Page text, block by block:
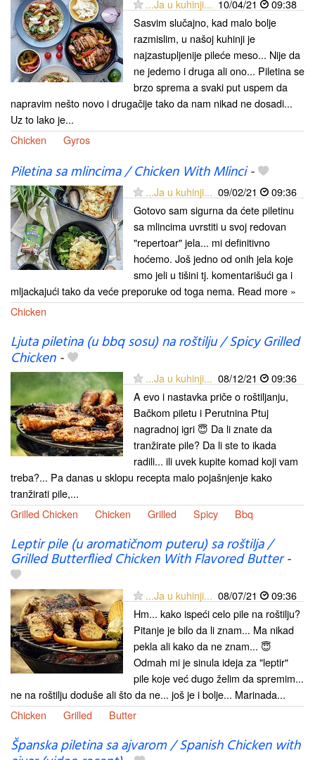
...Ja u kuhinji... 10/04/21
09:38
Sasvim slučajno, kad malo bolje
razmislim, u našoj kuhinji je
najzastupljenije pileće meso... Nije da
ne jedemo i druga ali ono... Piletina se
brzo sprema a svaki put uspem da
napravim nešto novo i drugačije tako da nam nikad ne dosadi...
Uz to lako je...
Chicken
Gyros
Piletina sa mlincima / Chicken With Mlinci-
...Ja u kuhinji... 09/02/21
09:36
Gotovo sam sigurna da ćete piletinu
sa mlincima uvrstiti u svoj redovan
"repertoar" jela... mi definitivno
hoćemo. Još jedno od onih jela koje
smo jeli u tišini tj. komentarišući ga i
mljackajući tako da veće preporuke od toga nema. Read more »
Chicken
Ljuta piletina (u bbq sosu) na roštilju / Spicy Grilled
Chicken-
...Ja u kuhinji... 08/12/21
09:36
A evo i nastavka priče o roštiljanju,
Bačkom piletu i Perutnina Ptuj
nagradnoj igri 😇 Da li znate da
tranžirate pile? Da li ste to ikada
radili... ili uvek kupite komad koji vam
treba?... Pa danas u sklopu recepta malo pojašnjenje kako
tranžirati pile,...
Grilled Chicken
Chicken Grilled Spicy Bbq
Leptir pile (u aromatičnom puteru) sa roštilja /
Grilled Butterflied Chicken With Flavored Butter-
...Ja u kuhinji... 08/07/21
09:36
Hm... kako ispeći celo pile na roštilju?
Pitanje je bilo da li znam... Ma nikad
pekla ali kako da ne znam... 😇
Odmah mi je sinula ideja za "leptir"
pile koje već dugo želim da spremim...
ne na roštilju doduše ali što da ne... još je i bolje... Marinada...
Chicken
Grilled Butter
Španska piletina sa ajvarom / Spanish Chicken with